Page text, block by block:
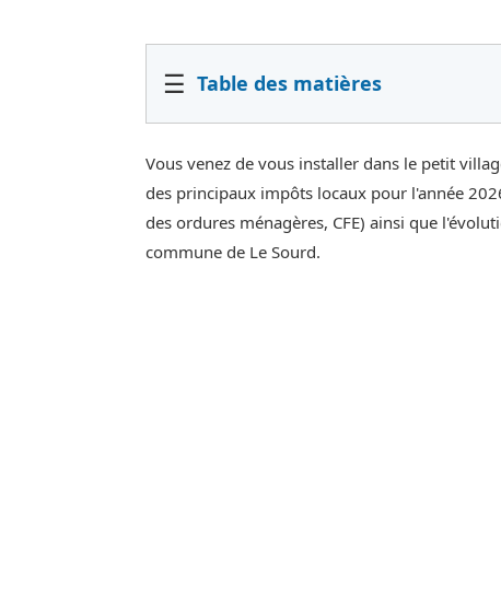
☰ Table des matières
Vous venez de vous installer dans le petit
des principaux impôts locaux pour l'année
des ordures ménagères, CFE) ainsi que
commune de Le Sourd.